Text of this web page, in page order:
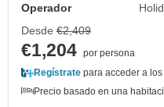
Operador
Desde €2,409
€1,204 por persona
Regístrate para acceder a
Precio basado en una